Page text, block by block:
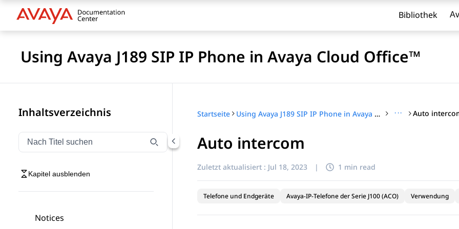
Bibliothek
Using Avaya J189 SIP IP Phone in Avaya Cloud Office™
Inhaltsverzeichnis
Navigation nach Titel filtern
Geben Sie Text ein, um Navigationselemente nach Titel zu filtern.
Kapitel ausblenden
Notices
Startseite Using Avaya J189 SIP IP Phone in Avaya Cloud Office™ ··· Auto
Auto intercom
Zuletzt aktualisiert : Jul 18, 2023 | 1 min read
Telefone und Endgeräte Avaya-IP-Telefone der Serie J100 (ACO) Verwendung